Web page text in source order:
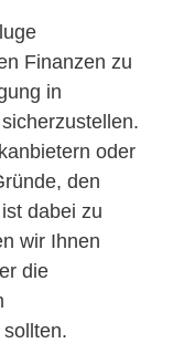
Finanzen zu
in
oder
den
dabei zu
wir Ihnen
die